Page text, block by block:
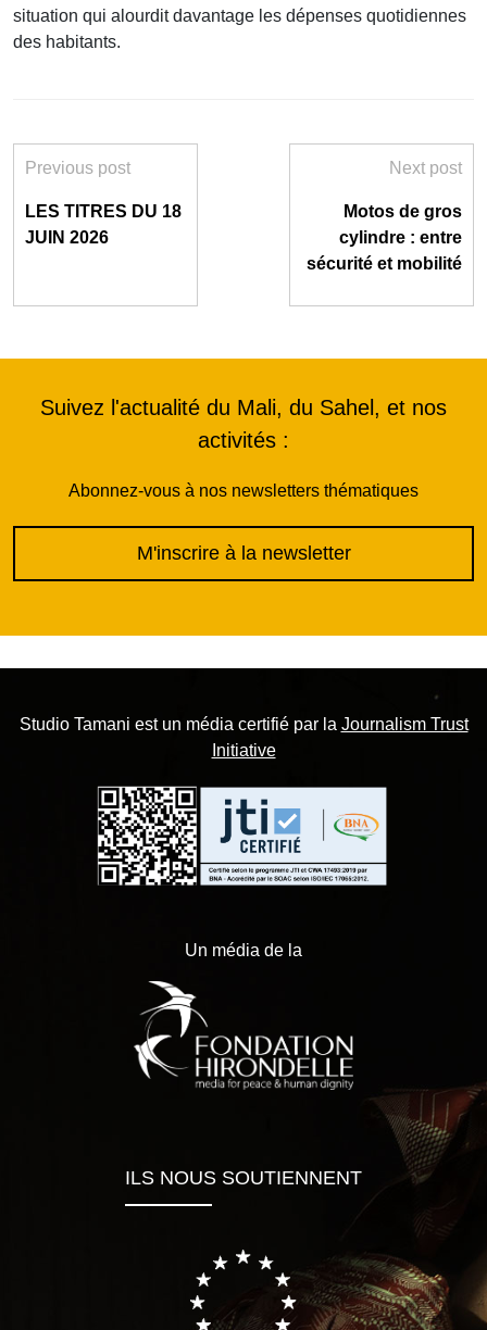
situation qui alourdit davantage les dépenses quotidiennes
des habitants.
Previous post
LES TITRES DU 18
JUIN 2026
Next post
Motos de gros
cylindre : entre
sécurité et mobilité
Suivez l'actualité du Mali, du Sahel, et nos
activités :
Abonnez-vous à nos newsletters thématiques
M'inscrire à la newsletter
Studio Tamani est un média certifié par la Journalism Trust
Initiative
Un média de la
ILS NOUS SOUTIENNENT